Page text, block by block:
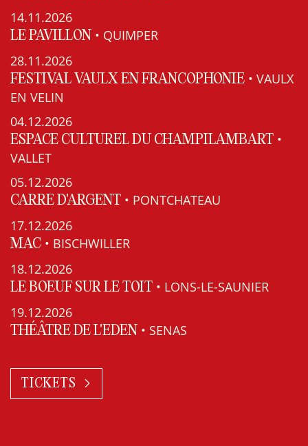
14.11.2026
LE PAVILLON • QUIMPER
28.11.2026
FESTIVAL VAULX EN FRANCOPHONIE • VAULX
EN VELIN
04.12.2026
ESPACE CULTUREL DU CHAMPILAMBART •
VALLET
05.12.2026
CARRE D'ARGENT • PONTCHATEAU
17.12.2026
MAC • BISCHWILLER
18.12.2026
LE BOEUF SUR LE TOIT • LONS-LE-SAUNIER
19.12.2026
THÉÂTRE DE L'EDEN • SENAS
TICKETS